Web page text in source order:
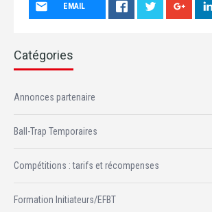
EMAIL
Catégories
Annonces partenaire
Ball-Trap Temporaires
Compétitions : tarifs et récompenses
Formation Initiateurs/EFBT